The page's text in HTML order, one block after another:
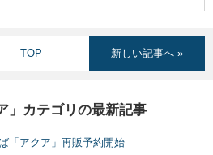
TOP 新しい記事へ »
」カテゴリの最新記事
「アクア」再販予約開始